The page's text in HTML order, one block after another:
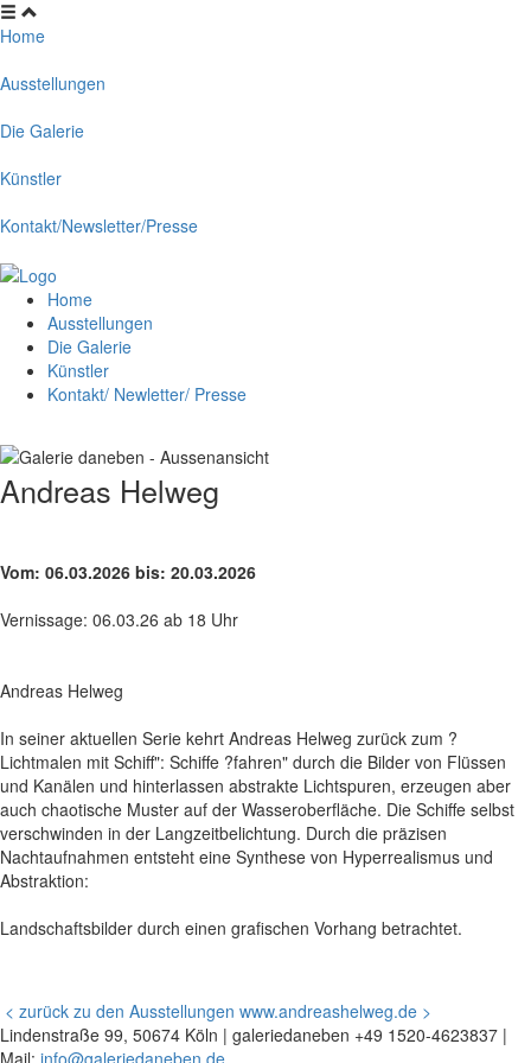
Home
Ausstellungen
Die Galerie
Künstler
Kontakt/Newsletter/Presse
Home
Ausstellungen
Die Galerie
Künstler
Kontakt/ Newletter/ Presse
Andreas Helweg
Vom: 06.03.2026 bis: 20.03.2026
Vernissage: 06.03.26 ab 18 Uhr
Andreas Helweg
In seiner aktuellen Serie kehrt Andreas Helweg zurück zum ?
Lichtmalen mit Schiff": Schiffe ?fahren" durch die Bilder von Flüssen
und Kanälen und hinterlassen abstrakte Lichtspuren, erzeugen aber
auch chaotische Muster auf der Wasseroberfläche. Die Schiffe selbst
verschwinden in der Langzeitbelichtung. Durch die präzisen
Nachtaufnahmen entsteht eine Synthese von Hyperrealismus und
Abstraktion:
Landschaftsbilder durch einen grafischen Vorhang betrachtet.
< zurück zu den Ausstellungen www.andreashelweg.de >
Lindenstraße 99, 50674 Köln | galeriedaneben +49 1520-4623837 |
Mail: info@galeriedaneben.de